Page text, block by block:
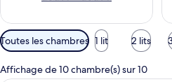
Filtres
disponibles
pour
Toutes les chambres 1 lit 2 lits
Affichage de 10 chambre(s) sur 10